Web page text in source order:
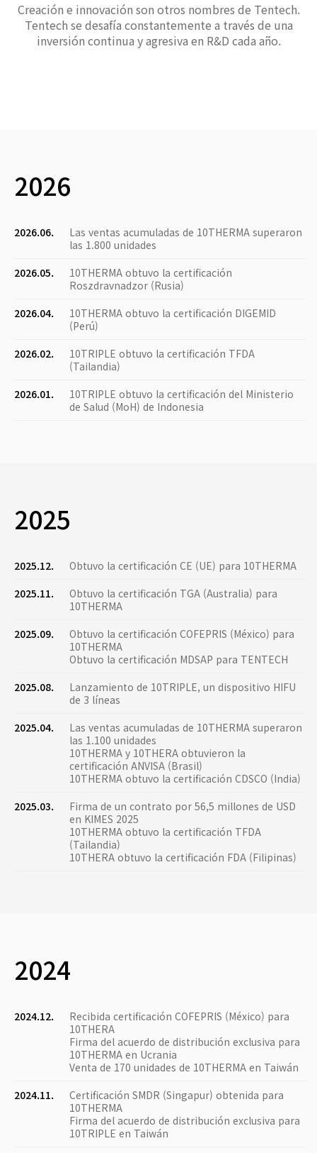
Creación e innovación son otros nombres de Tentech.
Tentech se desafía constantemente a través de una
inversión continua y agresiva en R&D cada año.
2026
2026.06.
Las ventas acumuladas de 10THERMA superaron
las 1.800 unidades
2026.05.
10THERMA obtuvo la certificación
Roszdravnadzor (Rusia)
2026.04.
10THERMA obtuvo la certificación DIGEMID
(Perú)
2026.02.
10TRIPLE obtuvo la certificación TFDA
(Tailandia)
2026.01.
10TRIPLE obtuvo la certificación del Ministerio
de Salud (MoH) de Indonesia
2025
2025.12.
Obtuvo la certificación CE (UE) para 10THERMA
2025.11.
Obtuvo la certificación TGA (Australia) para
10THERMA
2025.09.
Obtuvo la certificación COFEPRIS (México) para
10THERMA
Obtuvo la certificación MDSAP para TENTECH
2025.08.
Lanzamiento de 10TRIPLE, un dispositivo HIFU
de 3 líneas
2025.04.
Las ventas acumuladas de 10THERMA superaron
las 1.100 unidades
10THERMA y 10THERA obtuvieron la
certificación ANVISA (Brasil)
10THERMA obtuvo la certificación CDSCO (India)
2025.03.
Firma de un contrato por 56,5 millones de USD
en KIMES 2025
10THERMA obtuvo la certificación TFDA
(Tailandia)
10THERA obtuvo la certificación FDA (Filipinas)
2024
2024.12.
Recibida certificación COFEPRIS (México) para
10THERA
Firma del acuerdo de distribución exclusiva para
10THERMA en Ucrania
Venta de 170 unidades de 10THERMA en Taiwán
2024.11.
Certificación SMDR (Singapur) obtenida para
10THERMA
Firma del acuerdo de distribución exclusiva para
10TRIPLE en Taiwán